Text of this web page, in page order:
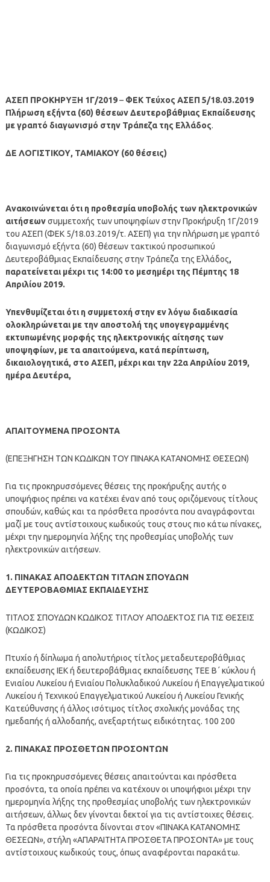
ΑΣΕΠ ΠΡΟΚΗΡΥΞΗ 1Γ/2019– ΦΕΚ Τεύχος ΑΣΕΠ 5/18.03.2019
Πλήρωση εξήντα (60) θέσεων Δευτεροβάθμιας Εκπαίδευσης
με γραπτό διαγωνισμό στην Τράπεζα της Ελλάδος.
ΔΕ ΛΟΓΙΣΤΙΚΟΥ, ΤΑΜΙΑΚΟΥ (60 θέσεις)
Ανακοινώνεται ότι η προθεσμία υποβολής των ηλεκτρονικών
αιτήσεωνσυμμετοχής των υποψηφίων στην Προκήρυξη 1Γ/2019
του ΑΣΕΠ (ΦΕΚ 5/18.03.2019/τ. ΑΣΕΠ) για την πλήρωση με γραπτό
διαγωνισμό εξήντα (60) θέσεων τακτικού προσωπικού
Δευτεροβάθμιας Εκπαίδευσης στην Τράπεζα της Ελλάδος,
παρατείνεται μέχρι τις 14:00 το μεσημέρι της Πέμπτης 18
Απριλίου 2019.
Υπενθυμίζεται ότι η συμμετοχή στην εν λόγω διαδικασία
ολοκληρώνεται με την αποστολή της υπογεγραμμένης
εκτυπωμένης μορφής της ηλεκτρονικής αίτησης των
υποψηφίων, με τα απαιτούμενα, κατά περίπτωση,
δικαιολογητικά, στο ΑΣΕΠ, μέχρι και την 22α Απριλίου 2019,
ημέρα Δευτέρα,
ΑΠΑΙΤΟΥΜΕΝΑ ΠΡΟΣΟΝΤΑ
(ΕΠΕΞΗΓΗΣΗ ΤΩΝ ΚΩΔΙΚΩΝ ΤΟΥ ΠΙΝΑΚΑ ΚΑΤΑΝΟΜΗΣ ΘΕΣΕΩΝ)
Για τις προκηρυσσόμενες θέσεις της προκήρυξης αυτής ο
υποψήφιος πρέπει να κατέχει έναν από τους οριζόμενους τίτλους
σπουδών, καθώς και τα πρόσθετα προσόντα που αναγράφονται
μαζί με τους αντίστοιχους κωδικούς τους στους πιο κάτω πίνακες,
μέχρι την ημερομηνία λήξης της προθεσμίας υποβολής των
ηλεκτρονικών αιτήσεων.
1. ΠΙΝΑΚΑΣ ΑΠΟΔΕΚΤΩΝ ΤΙΤΛΩΝ ΣΠΟΥΔΩΝ
ΔΕΥΤΕΡΟΒΑΘΜΙΑΣ ΕΚΠΑΙΔΕΥΣΗΣ
ΤΙΤΛΟΣ ΣΠΟΥΔΩΝ ΚΩΔΙΚΟΣ ΤΙΤΛΟΥ ΑΠΟΔΕΚΤΟΣ ΓΙΑ ΤΙΣ ΘΕΣΕΙΣ
(ΚΩΔΙΚΟΣ)
Πτυχίο ή δίπλωμα ή απολυτήριος τίτλος μεταδευτεροβάθμιας
εκπαίδευσης ΙΕΚ ή δευτεροβάθμιας εκπαίδευσης ΤΕΕ Β΄ κύκλου ή
Ενιαίου Λυκείου ή Ενιαίου Πολυκλαδικού Λυκείου ή Επαγγελματικού
Λυκείου ή Τεχνικού Επαγγελματικού Λυκείου ή Λυκείου Γενικής
Κατεύθυνσης ή άλλος ισότιμος τίτλος σχολικής μονάδας της
ημεδαπής ή αλλοδαπής, ανεξαρτήτως ειδικότητας. 100 200
2. ΠΙΝΑΚΑΣ ΠΡΟΣΘΕΤΩΝ ΠΡΟΣΟΝΤΩΝ
Για τις προκηρυσσόμενες θέσεις απαιτούνται και πρόσθετα
προσόντα, τα οποία πρέπει να κατέχουν οι υποψήφιοι μέχρι την
ημερομηνία λήξης της προθεσμίας υποβολής των ηλεκτρονικών
αιτήσεων, άλλως δεν γίνονται δεκτοί για τις αντίστοιχες θέσεις.
Τα πρόσθετα προσόντα δίνονται στον «ΠΙΝΑΚΑ ΚΑΤΑΝΟΜΗΣ
ΘΕΣΕΩΝ», στήλη «ΑΠΑΡΑΙΤΗΤΑ ΠΡΟΣΘΕΤΑ ΠΡΟΣΟΝΤΑ» με τους
αντίστοιχους κωδικούς τους, όπως αναφέρονται παρακάτω.